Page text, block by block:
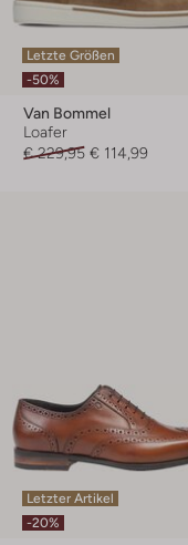
Letzte Größen
-50%
Van Bommel
Loafer
€ 229,95 € 114,99
Letzter Artikel
-20%